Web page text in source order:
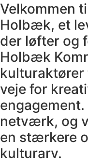
Velkommen
Holbæk, et
der løfter og
Holbæk
kulturaktører
veje for
netværk, og
en stærkere
kulturarv.